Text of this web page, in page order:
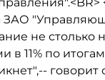
не столько
в 11% по